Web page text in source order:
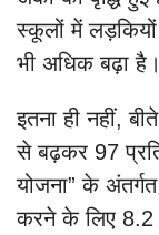
स्कूलों में
भी अधिक बढ़ा है।
इतना ही नहीं,
से बढ़कर 97
योजना” के
करने के लिए 8.2